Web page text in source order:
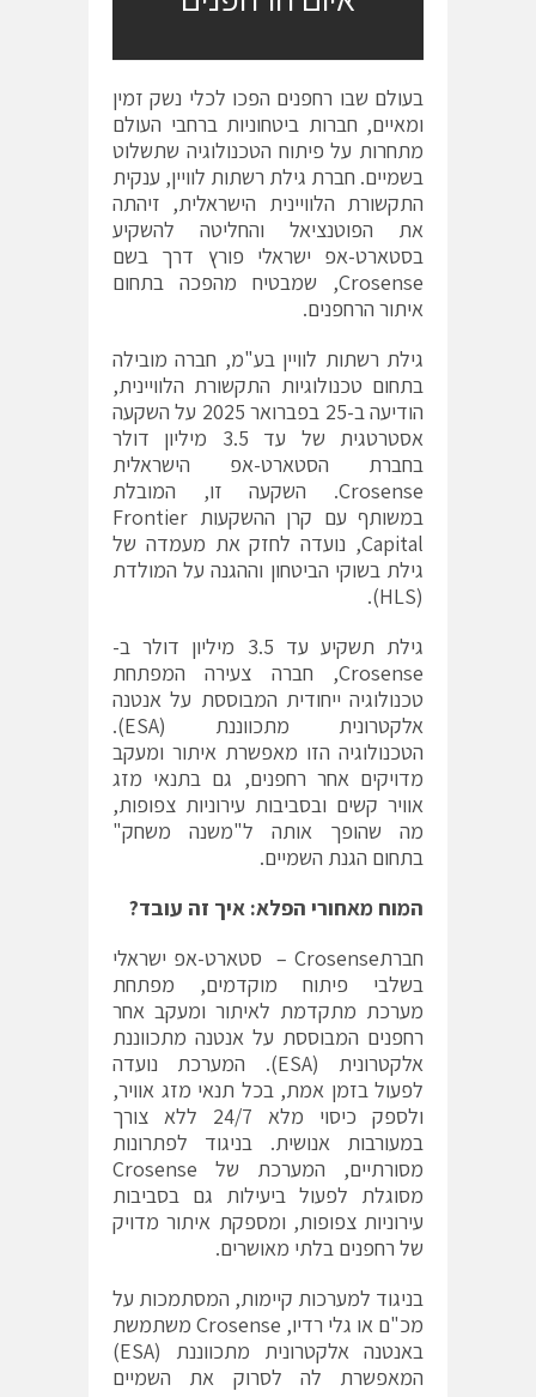
בעולם שבו רחפנים הפכו לכלי נשק זמין
ומאיים, חברות ביטחוניות ברחבי העולם
מתחרות על פיתוח הטכנולוגיה שתשלוט
בשמיים. חברת גילת רשתות לוויין, ענקית
התקשורת הלוויינית הישראלית, זיהתה
את הפוטנציאל והחליטה להשקיע
בסטארט-אפ ישראלי פורץ דרך בשם
Crosense, שמבטיח מהפכה בתחום
איתור הרחפנים.
גילת רשתות לוויין בע"מ, חברה מובילה
בתחום טכנולוגיות התקשורת הלוויינית,
הודיעה ב-25 בפברואר 2025 על השקעה
אסטרטגית של עד 3.5 מיליון דולר
בחברת הסטארט-אפ הישראלית
Crosense. השקעה זו, המובלת
במשותף עם קרן ההשקעות Frontier
Capital, נועדה לחזק את מעמדה של
גילת בשוקי הביטחון וההגנה על המולדת
(HLS).
גילת תשקיע עד 3.5 מיליון דולר ב-
Crosense, חברה צעירה המפתחת
טכנולוגיה ייחודית המבוססת על אנטנה
אלקטרונית מתכווננת (ESA).
הטכנולוגיה הזו מאפשרת איתור ומעקב
מדויקים אחר רחפנים, גם בתנאי מזג
אוויר קשים ובסביבות עירוניות צפופות,
מה שהופך אותה ל"משנה משחק"
בתחום הגנת השמיים.
המוח מאחורי הפלא: איך זה עובד?
חברתCrosense – סטארט-אפ ישראלי
בשלבי פיתוח מוקדמים, מפתחת
מערכת מתקדמת לאיתור ומעקב אחר
רחפנים המבוססת על אנטנה מתכווננת
אלקטרונית (ESA). המערכת נועדה
לפעול בזמן אמת, בכל תנאי מזג אוויר,
ולספק כיסוי מלא 24/7 ללא צורך
במעורבות אנושית. בניגוד לפתרונות
מסורתיים, המערכת של Crosense
מסוגלת לפעול ביעילות גם בסביבות
עירוניות צפופות, ומספקת איתור מדויק
של רחפנים בלתי מאושרים.
בניגוד למערכות קיימות, המסתמכות על
מכ"ם או גלי רדיו, Crosense משתמשת
באנטנה אלקטרונית מתכווננת (ESA)
המאפשרת לה לסרוק את השמיים